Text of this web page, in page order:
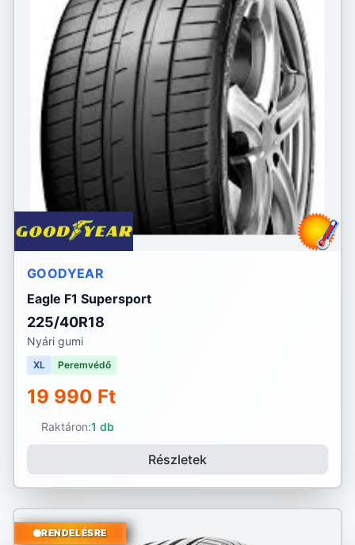
GOODYEAR
Eagle F1 Supersport
225/40R18
Nyári gumi
XL Peremvédő
19 990 Ft
Raktáron:1 db
Részletek
RENDELÉSRE